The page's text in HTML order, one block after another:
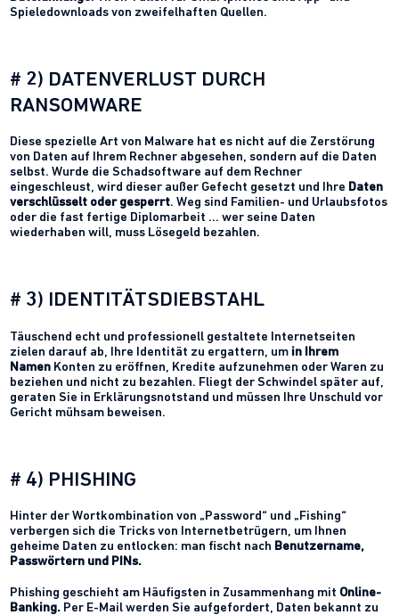
Spieledownloads von zweifelhaften Quellen.
# 2) DATENVERLUST DURCH
RANSOMWARE
Diese spezielle Art von Malware hat es nicht auf die Zerstörung
von Daten auf Ihrem Rechner abgesehen, sondern auf die Daten
selbst. Wurde die Schadsoftware auf dem Rechner
eingeschleust, wird dieser außer Gefecht gesetzt und Ihre Daten
verschlüsselt oder gesperrt. Weg sind Familien- und Urlaubsfotos
oder die fast fertige Diplomarbeit … wer seine Daten
wiederhaben will, muss Lösegeld bezahlen.
# 3) IDENTITÄTSDIEBSTAHL
Täuschend echt und professionell gestaltete Internetseiten
zielen darauf ab, Ihre Identität zu ergattern, um in Ihrem
Namen Konten zu eröffnen, Kredite aufzunehmen oder Waren zu
beziehen und nicht zu bezahlen. Fliegt der Schwindel später auf,
geraten Sie in Erklärungsnotstand und müssen Ihre Unschuld vor
Gericht mühsam beweisen.
# 4) PHISHING
Hinter der Wortkombination von „Password“ und „Fishing“
verbergen sich die Tricks von Internetbetrügern, um Ihnen
geheime Daten zu entlocken: man fischt nach Benutzername,
Passwörtern und PINs.
Phishing geschieht am Häufigsten in Zusammenhang mit Online-
Banking. Per E-Mail werden Sie aufgefordert, Daten bekannt zu